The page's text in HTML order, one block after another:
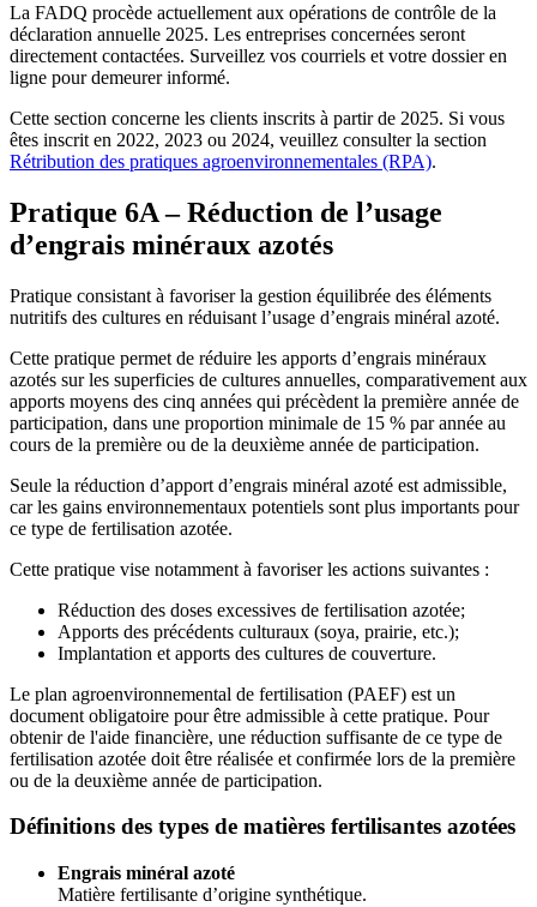
La FADQ procède actuellement aux opérations de contrôle de la
déclaration annuelle 2025. Les entreprises concernées seront
directement contactées. Surveillez vos courriels et votre dossier en
ligne pour demeurer informé.
Cette section concerne les clients inscrits à partir de 2025. Si vous
êtes inscrit en 2022, 2023 ou 2024, veuillez consulter la section
Rétribution des pratiques agroenvironnementales (RPA).
Pratique 6A – Réduction de l’usage
d’engrais minéraux azotés
Pratique consistant à favoriser la gestion équilibrée des éléments
nutritifs des cultures en réduisant l’usage d’engrais minéral azoté.
Cette pratique permet de réduire les apports d’engrais minéraux
azotés sur les superficies de cultures annuelles, comparativement aux
apports moyens des cinq années qui précèdent la première année de
participation, dans une proportion minimale de 15 % par année au
cours de la première ou de la deuxième année de participation.
Seule la réduction d’apport d’engrais minéral azoté est admissible,
car les gains environnementaux potentiels sont plus importants pour
ce type de fertilisation azotée.
Cette pratique vise notamment à favoriser les actions suivantes :
Réduction des doses excessives de fertilisation azotée;
Apports des précédents culturaux (soya, prairie, etc.);
Implantation et apports des cultures de couverture.
Le plan agroenvironnemental de fertilisation (PAEF) est un
document obligatoire pour être admissible à cette pratique. Pour
obtenir de l'aide financière, une réduction suffisante de ce type de
fertilisation azotée doit être réalisée et confirmée lors de la première
ou de la deuxième année de participation.
Définitions des types de matières fertilisantes azotées
Engrais minéral azoté
Matière fertilisante d’origine synthétique.